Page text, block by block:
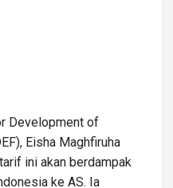
Development of
Eisha Maghfiruha
ini akan berdampak
ke AS. Ia